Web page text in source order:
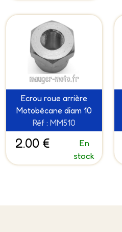
Ecrou roue arrière
Motobécane diam 10
Réf : MM510
2.00 €
En
stock